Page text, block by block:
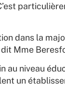
dans la
Mme
au niveau
un